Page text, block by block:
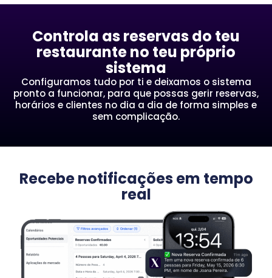
Controla as reservas do teu
restaurante no teu próprio
sistema
Configuramos tudo por ti e deixamos o sistema
pronto a funcionar, para que possas gerir reservas,
horários e clientes no dia a dia de forma simples e
sem complicação.
Recebe notificações em tempo
real